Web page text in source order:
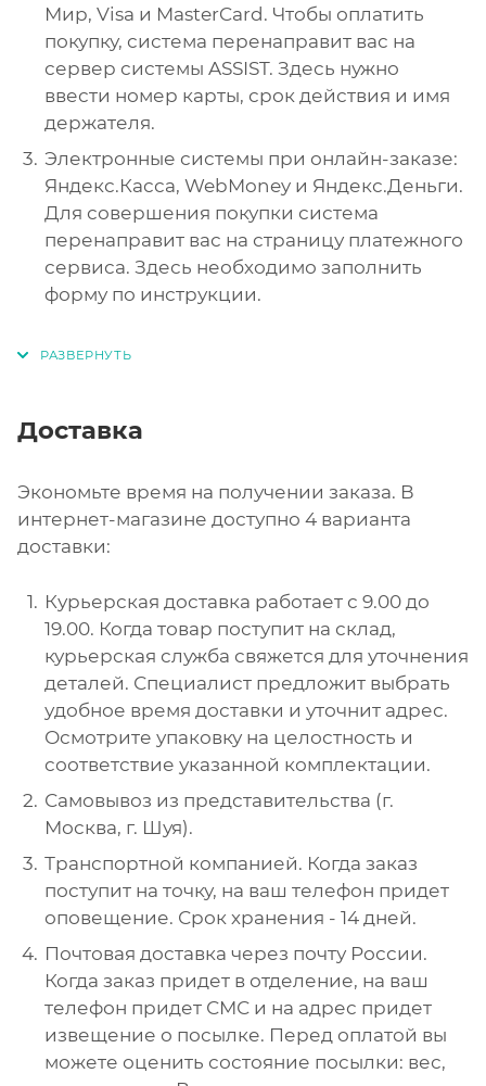
Мир, Visa и MasterCard. Чтобы оплатить
покупку, система перенаправит вас на
сервер системы ASSIST. Здесь нужно
ввести номер карты, срок действия и имя
держателя.
Электронные системы при онлайн-заказе:
Яндекс.Касса, WebMoney и Яндекс.Деньги.
Для совершения покупки система
перенаправит вас на страницу платежного
сервиса. Здесь необходимо заполнить
форму по инструкции.
Доставка
Экономьте время на получении заказа. В
интернет-магазине доступно 4 варианта
доставки:
Курьерская доставка работает с 9.00 до
19.00. Когда товар поступит на склад,
курьерская служба свяжется для уточнения
деталей. Специалист предложит выбрать
удобное время доставки и уточнит адрес.
Осмотрите упаковку на целостность и
соответствие указанной комплектации.
Самовывоз из представительства (г.
Москва, г. Шуя).
Транспортной компанией. Когда заказ
поступит на точку, на ваш телефон придет
оповещение. Срок хранения - 14 дней.
Почтовая доставка через почту России.
Когда заказ придет в отделение, на ваш
телефон придет СМС и на адрес придет
извещение о посылке. Перед оплатой вы
можете оценить состояние посылки: вес,